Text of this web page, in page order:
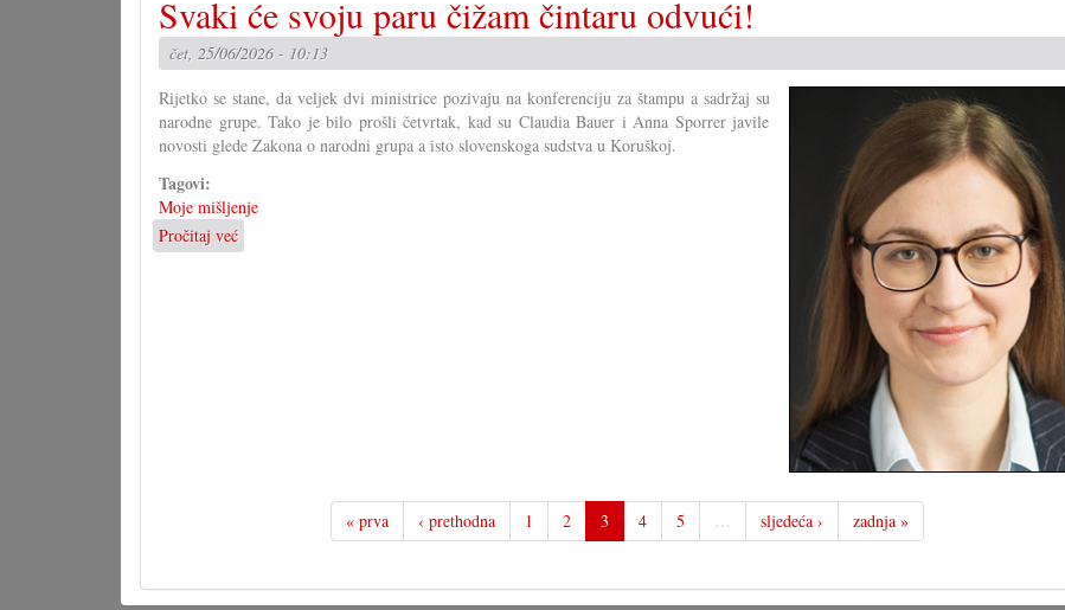
narodov
Svaki će svoju paru čižam čintaru odvući!
čet, 25/06/2026 - 10:13
Rijetko se stane, da veljek dvi ministrice pozivaju na konferenciju za štampu a sadržaj su
narodne grupe. Tako je bilo prošli četvrtak, kad su Claudia Bauer i Anna Sporrer javile
novosti glede Zakona o narodni grupa a isto slovenskoga sudstva u Koruškoj.
Tagovi:
Moje mišljenje
Pročitaj već
Svaki
« prva ‹ prethodna 1 2 3 4 5 … sljedeća › zadnja »